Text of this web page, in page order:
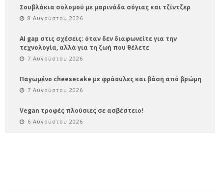
Σουβλάκια σολομού με μαρινάδα σόγιας και τζίντζερ
8 Αυγούστου 2026
AI gap στις σχέσεις: όταν δεν διαφωνείτε για την
τεχνολογία, αλλά για τη ζωή που θέλετε
7 Αυγούστου 2026
Παγωμένο cheesecake με φράουλες και βάση από βρώμη
7 Αυγούστου 2026
Vegan τροφές πλούσιες σε ασβέστειο!
6 Αυγούστου 2026